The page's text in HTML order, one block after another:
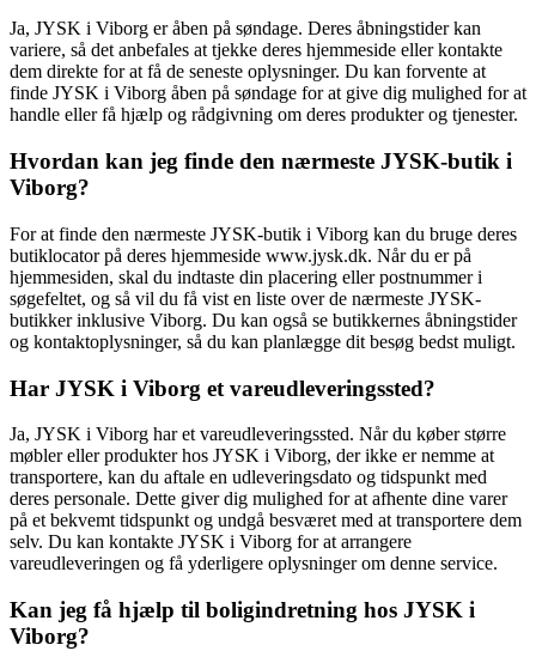
Ja, JYSK i Viborg er åben på søndage. Deres åbningstider kan
variere, så det anbefales at tjekke deres hjemmeside eller kontakte
dem direkte for at få de seneste oplysninger. Du kan forvente at
finde JYSK i Viborg åben på søndage for at give dig mulighed for at
handle eller få hjælp og rådgivning om deres produkter og tjenester.
Hvordan kan jeg finde den nærmeste JYSK-butik i
Viborg?
For at finde den nærmeste JYSK-butik i Viborg kan du bruge deres
butiklocator på deres hjemmeside www.jysk.dk. Når du er på
hjemmesiden, skal du indtaste din placering eller postnummer i
søgefeltet, og så vil du få vist en liste over de nærmeste JYSK-
butikker inklusive Viborg. Du kan også se butikkernes åbningstider
og kontaktoplysninger, så du kan planlægge dit besøg bedst muligt.
Har JYSK i Viborg et vareudleveringssted?
Ja, JYSK i Viborg har et vareudleveringssted. Når du køber større
møbler eller produkter hos JYSK i Viborg, der ikke er nemme at
transportere, kan du aftale en udleveringsdato og tidspunkt med
deres personale. Dette giver dig mulighed for at afhente dine varer
på et bekvemt tidspunkt og undgå besværet med at transportere dem
selv. Du kan kontakte JYSK i Viborg for at arrangere
vareudleveringen og få yderligere oplysninger om denne service.
Kan jeg få hjælp til boligindretning hos JYSK i
Viborg?